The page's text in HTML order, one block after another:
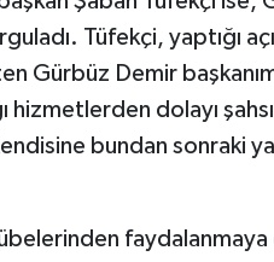
Tüfekçi, yaptığı
Gürbüz Demir
hizmetlerden dolayı
bundan sonraki